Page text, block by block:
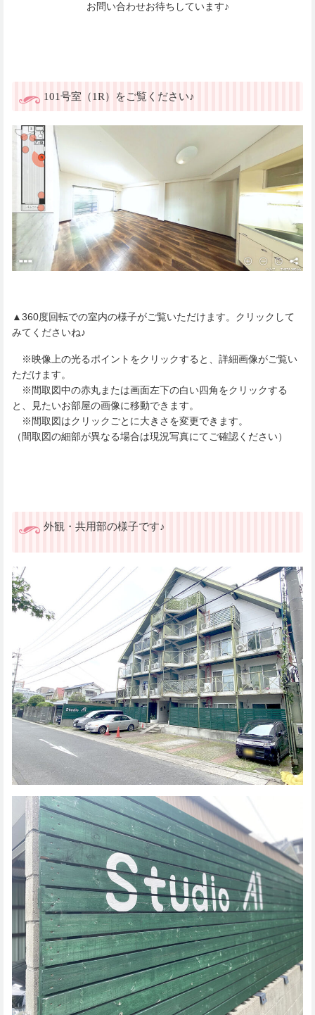
お問い合わせお待ちしています♪
101号室（1R）をご覧ください♪
▲360度回転での室内の様子がご覧いただけます。クリックして
みてくださいね♪
※映像上の光るポイントをクリックすると、詳細画像がご覧い
ただけます。
※間取図中の赤丸または画面左下の白い四角をクリックする
と、見たいお部屋の画像に移動できます。
※間取図はクリックごとに大きさを変更できます。
（間取図の細部が異なる場合は現況写真にてご確認ください）
外観・共用部の様子です♪